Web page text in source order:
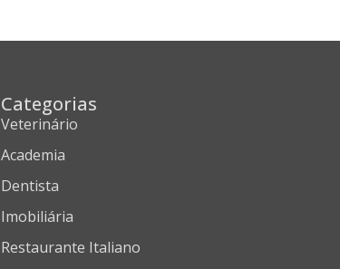
Categorias
Veterinário
Academia
Dentista
Imobiliária
Restaurante Italiano